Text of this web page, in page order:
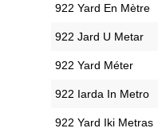
‎922 Yard En Mètre
‎922 Jard U Metar
‎922 Yard Méter
‎922 Iarda In Metro
‎922 Yard Iki Metras